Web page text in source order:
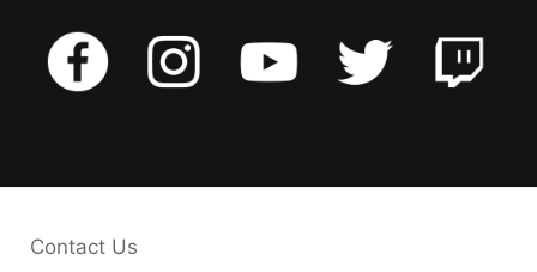
Contact Us